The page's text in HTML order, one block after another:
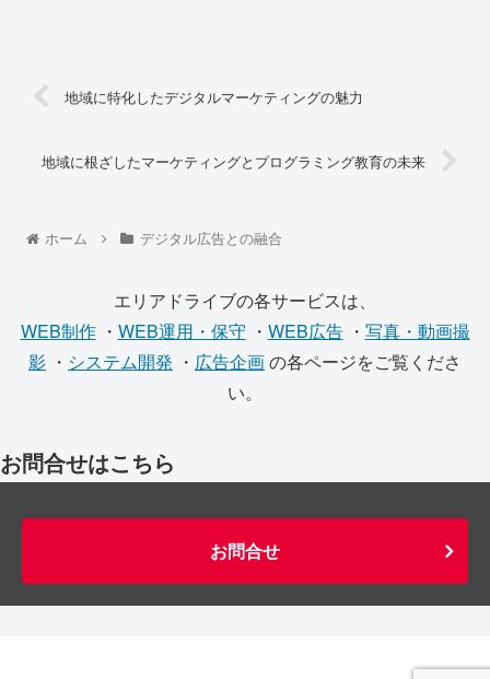
地域に特化したデジタルマーケティングの魅力
地域に根ざしたマーケティングとプログラミング教育の未来
ホーム デジタル広告との融合
エリアドライブの各サービスは、
WEB制作・ WEB運用・保守 ・ WEB広告・ 写真・動画撮
影 ・ システム開発 ・ 広告企画の各ページをご覧くださ
い。
お問合せはこちら
お問合せ